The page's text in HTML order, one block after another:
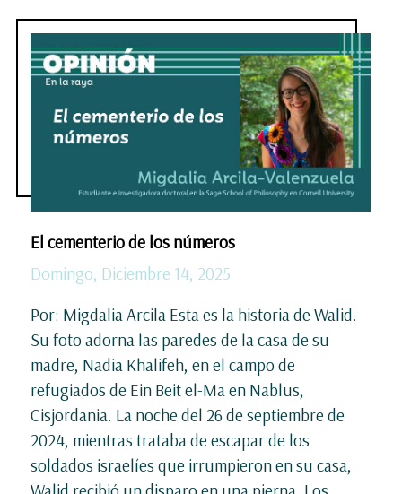
El cementerio de los números
Domingo, Diciembre 14, 2025
Por: Migdalia Arcila Esta es la historia de Walid.
Su foto adorna las paredes de la casa de su
madre, Nadia Khalifeh, en el campo de
refugiados de Ein Beit el-Ma en Nablus,
Cisjordania. La noche del 26 de septiembre de
2024, mientras trataba de escapar de los
soldados israelíes que irrumpieron en su casa,